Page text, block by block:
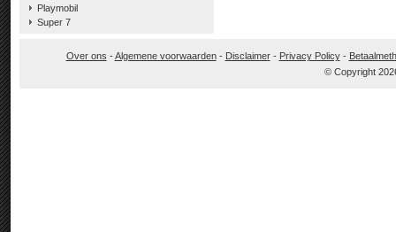
Playmobil
Super 7
Over ons -Algemene voorwaarden- Disclaimer- Privacy Policy-
© Copyright